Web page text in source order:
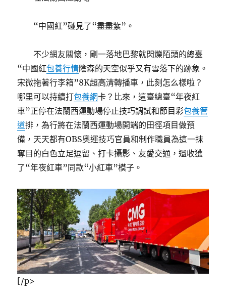
“中國紅”碰見了“盡盡紫”。
不少網友關懷，剛一落地巴黎就閃爍陌頭的總臺
“中國紅包養行情陰森的天空似乎又有雪落下的跡象。
宋微拖著行李箱”8K超高清轉播車，此刻怎么樣啦？
哪里可以持續打包養網卡？比來，這臺總臺“年夜紅
車”正停在法蘭西運動場停止技巧調試和節目彩包養管
道排，為行將在法蘭西運動場開端的田徑項目做預
備，天天都有OBS奧運技巧官員和制作職員為這一抹
奪目的白色立足逗留、打卡攝影、友愛交通，還收獲
了“年夜紅車”同款“小紅車”模子。
[/p>